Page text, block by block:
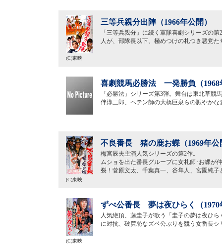
三等兵親分出陣（1966年公開）
「三等兵親分」に続く軍隊喜劇シリーズの
人が、部隊長以下、極めつけの札つき悪党
(C)東映
喜劇競馬必勝法 一発勝負（1968
「必勝法」シリーズ第3弾。舞台は東北草
伴淳三郎、ペテン師の大橋巨泉らの賑やか
不良番長 猪の鹿お蝶（1969年公
梅宮辰夫主演人気シリーズの第2作。
ムショを出た番長グループに女札師･お蝶が
裂！菅原文太、千葉真一、谷隼人、宮園純子
(C)東映
ずべ公番長 夢は夜ひらく（1970
人気絶頂、藤圭子が歌う「圭子の夢は夜ひ
に対抗、破廉恥なズベ公ぶりを競う女番長シ
(C)東映